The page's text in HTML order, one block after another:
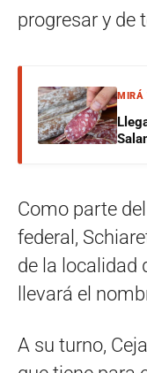
progresar y de
MIRÁ
Como parte
federal,
de la localidad
llevará el
A su turno,